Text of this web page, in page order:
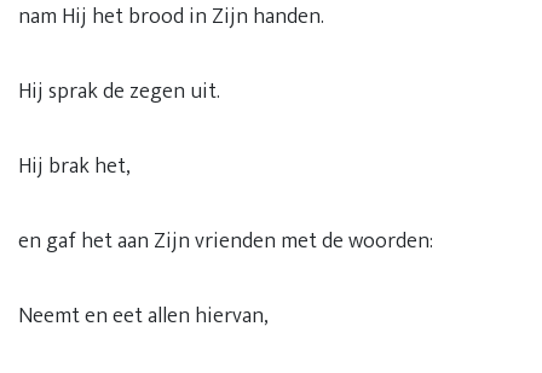
nam Hij het brood in Zijn handen.
Hij sprak de zegen uit.
Hij brak het,
en gaf het aan Zijn vrienden met de woorden:
Neemt en eet allen hiervan,